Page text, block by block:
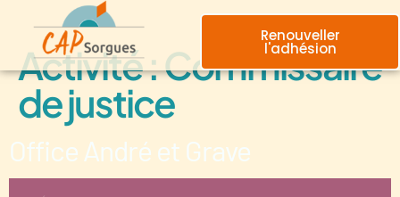
Renouveller
l'adhésion
Activité :Commissaire
de justice
Office André et Grave